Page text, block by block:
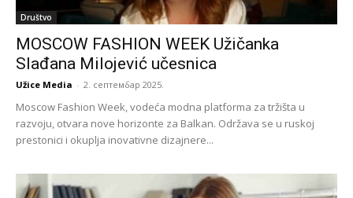
Društvo
MOSCOW FASHION WEEK Užičanka
Slađana Milojević učesnica
Užice Media - 2. септембар 2025.
Moscow Fashion Week, vodeća modna platforma za tržišta u
razvoju, otvara nove horizonte za Balkan. Održava se u ruskoj
prestonici i okuplja inovativne dizajnere...